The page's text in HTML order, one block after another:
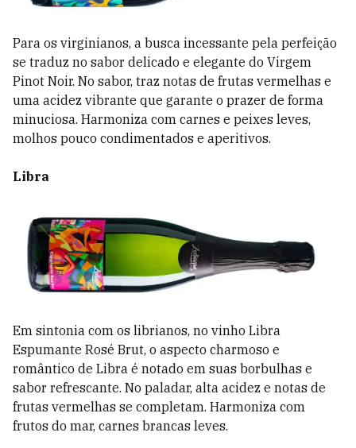
Para os virginianos, a busca incessante pela perfeição
se traduz no sabor delicado e elegante do Virgem
Pinot Noir. No sabor, traz notas de frutas vermelhas e
uma acidez vibrante que garante o prazer de forma
minuciosa. Harmoniza com carnes e peixes leves,
molhos pouco condimentados e aperitivos.
Libra
Em sintonia com os librianos, no vinho Libra
Espumante Rosé Brut, o aspecto charmoso e
romântico de Libra é notado em suas borbulhas e
sabor refrescante. No paladar, alta acidez e notas de
frutas vermelhas se completam. Harmoniza com
frutos do mar, carnes brancas leves.